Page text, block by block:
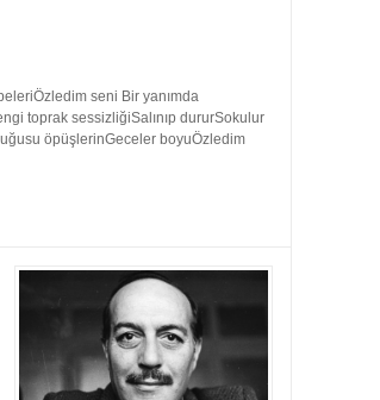
seni Bir yanımda
toprak sessizliğiSalınıp dururSokulur
öpüşlerinGeceler boyuÖzledim